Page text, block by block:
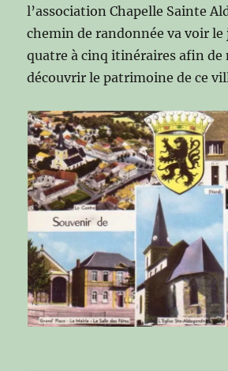
l’association Chapelle Sainte
chemin de randonnée va voir le
quatre à cinq itinéraires afin de
découvrir le patrimoine de ce